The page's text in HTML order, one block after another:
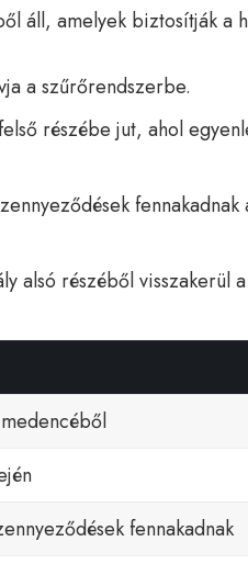
áll, amelyek biztosítják a
a szűrőrendszerbe.
részébe jut, ahol
fennakadnak
alsó részéből visszakerül a
fennakadnak